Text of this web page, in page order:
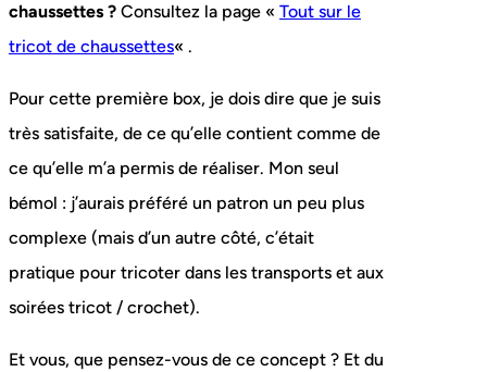
chaussettes ? Consultez la page « Tout sur le
tricot de chaussettes« .
Pour cette première box, je dois dire que je suis
très satisfaite, de ce qu’elle contient comme de
ce qu’elle m’a permis de réaliser. Mon seul
bémol : j’aurais préféré un patron un peu plus
complexe (mais d’un autre côté, c’était
pratique pour tricoter dans les transports et aux
soirées tricot / crochet).
Et vous, que pensez-vous de ce concept ? Et du